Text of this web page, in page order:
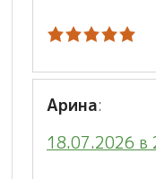
Арина:
18.07.2026 в